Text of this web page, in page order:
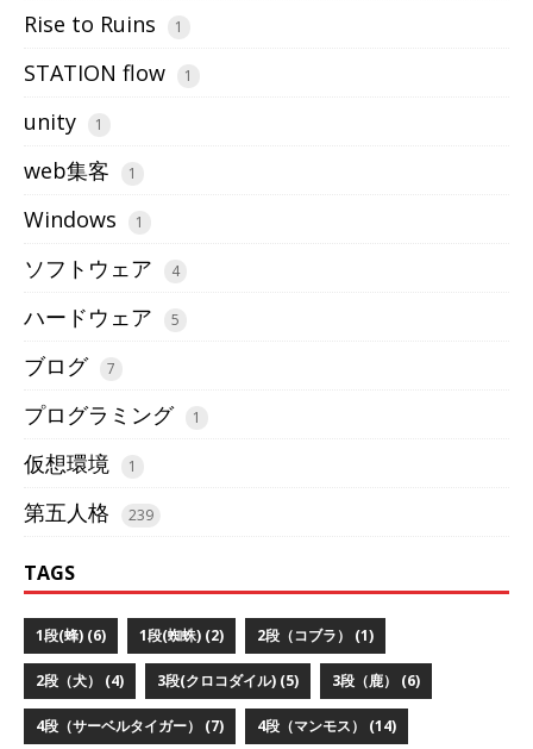
Rise to Ruins 1
STATION flow 1
unity 1
web集客 1
Windows 1
ソフトウェア 4
ハードウェア 5
ブログ 7
プログラミング 1
仮想環境 1
第五人格 239
TAGS
1段(蜂) (6) 1段(蜘蛛) (2) 2段（コブラ） (1)
2段（犬） (4) 3段(クロコダイル) (5) 3段（鹿） (6)
4段（サーベルタイガー） (7) 4段（マンモス） (14)